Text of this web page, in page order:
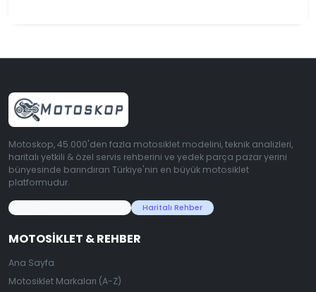
Motoskop, 45.000'den fazla motosiklet modelini, teknik analizleri,
haritalı yetkili & özel servis rehberini ve yedek parça pazar yerini
bünyesinde barındıran Türkiye'nin en büyük motosiklet
platformudur.
Haritalı Rehber
MOTOSIKLET & REHBER
Ana Sayfa
Motosiklet Markaları (A-Z)